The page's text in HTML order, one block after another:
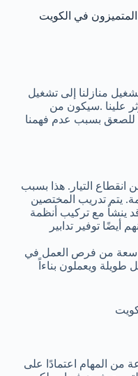
في الكويت
منازلنا إلى تشغيل
علينا .سيكون من
للصعق بسبب عدم فهمنا
التيار. هذا بسبب
يتم تدريب المختصين
ينشأ مع تركيب أنظمة
أيضًا توفير تدابير
من فرص العمل في
ويعملون بناءاً
من المهام اعتمادًا على